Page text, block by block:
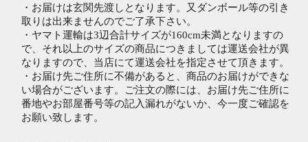
・お届けは玄関先渡しとなります。又ダンボール等の引き
取りは出来ませんのでご了承下さい。
・ヤマト運輸は3辺合計サイズが160cm未満となりますの
で、それ以上のサイズの商品につきましては運送会社が異
なりますので、当店にて運送会社を指定させて頂きます。
・お届け先ご住所に不備があると、商品のお届けができな
い場合がございます。ご注文の際には、お届け先ご住所に
番地やお部屋番号等の記入漏れがないか、今一度ご確認を
お願い致します。